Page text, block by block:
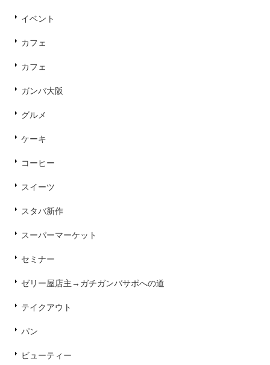
イベント
カフェ
カフェ
ガンバ大阪
グルメ
ケーキ
コーヒー
スイーツ
スタバ新作
スーパーマーケット
セミナー
ゼリー屋店主→ガチガンバサポへの道
テイクアウト
パン
ビューティー